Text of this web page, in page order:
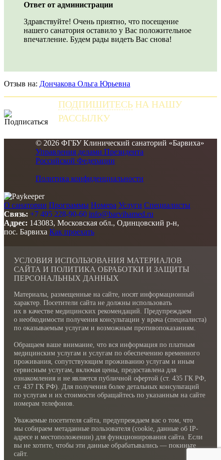
Ответ от администрации
Здравствуйте! Очень приятно, что посещение
нашего санатория оставило у Вас положительное
впечатление. Будем рады видеть Вас снова!
Отзыв на: Дончакова Ольга Юрьевна
ПОДПИШИТЕСЬ НА НАШУ
РАССЫЛКУ
© 2026 ФГБУ Клинический санаторий «Барвиха»
Управления делами Президента
Российской Федерации
Политика конфиденциальности
О санатории Программы Номера Услуги Специалисты
Связь: +7 495 228-90-60 info@barvihamed.ru
Адрес: 143083, Московская обл., Одинцовский р-н,
пос. Барвиха Как проехать
УСЛОВИЯ ИСПОЛЬЗОВАНИЯ МАТЕРИАЛОВ
САЙТА И ПОЛИТИКА ОБРАБОТКИ И ЗАЩИТЫ
ПЕРСОНАЛЬНЫХ ДАННЫХ
Материалы, размещенные на сайте, носят информационный
характер. Посетители сайта не должны использовать
их в качестве медицинских рекомендаций. Предупреждаем
о необходимости получения консультации у врача (специалиста)
по оказываемым услугам и возможным противопоказаниям.
Обращаем ваше внимание, что вся информация по платным
медицинским услугам и услугам по обеспечению временного
проживания, сопутствующим проживанию услугам и иным
сервисным услугам, включая цены, предоставлена для
ознакомления и не является публичной офертой (ст. 435 ГК РФ,
cт. 437 ГК РФ). Для получения более детальных консультаций
по услугам и их стоимости обращайтесь по указанным на сайте
номерам телефонов.
Уважаемые посетителя сайта, предупреждаем вас о том, что
мы собираем метаданные пользователя (cookie, данные об IP-
адресе и местоположении) для функционирования сайта. Если
вы не хотите, чтобы эти данные обрабатывались — покиньте
сайт.